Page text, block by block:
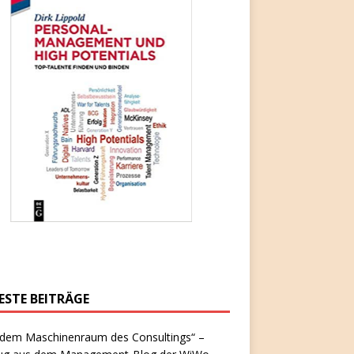
BEITRÄGE
Maschinenraum des Consultings“ –